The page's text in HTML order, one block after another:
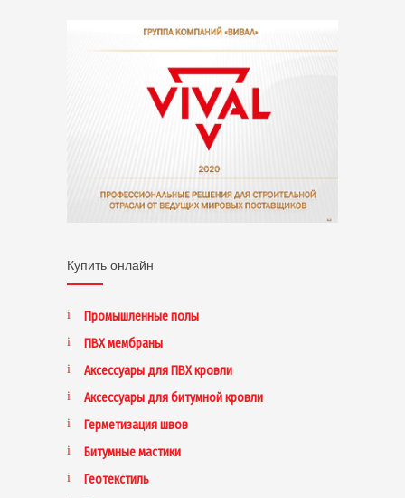
Купить онлайн
Промышленные полы
ПВХ мембраны
Аксессуары для ПВХ кровли
Аксессуары для битумной кровли
Герметизация швов
Битумные мастики
Геотекстиль